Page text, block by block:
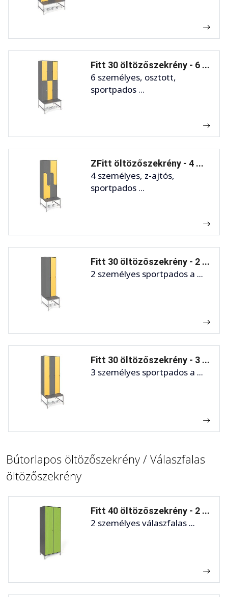
Fitt 30 öltözőszekrény - 6 ...
6 személyes, osztott,
sportpados ...
ZFitt öltözőszekrény - 4 ...
4 személyes, z-ajtós,
sportpados ...
Fitt 30 öltözőszekrény - 2 ...
2 személyes sportpados a ...
Fitt 30 öltözőszekrény - 3 ...
3 személyes sportpados a ...
Bútorlapos öltözőszekrény / Válaszfalas
öltözőszekrény
Fitt 40 öltözőszekrény - 2 ...
2 személyes válaszfalas ...